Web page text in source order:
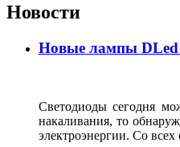
Новости
Новые лампы DLed
Светодиоды сегодня
накаливания, то
электроэнергии. Со